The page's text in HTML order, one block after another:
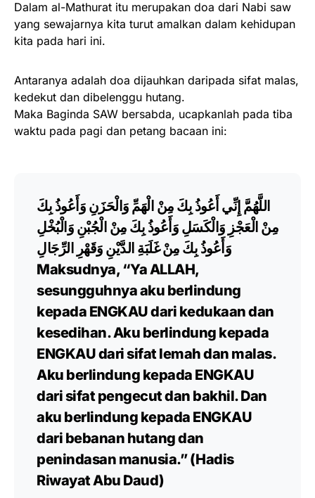
Dalam al-Mathurat itu merupakan doa dari Nabi saw
yang sewajarnya kita turut amalkan dalam kehidupan
kita pada hari ini.
Antaranya adalah doa dijauhkan daripada sifat malas,
kedekut dan dibelenggu hutang.
Maka Baginda SAW bersabda, ucapkanlah pada tiba
waktu pada pagi dan petang bacaan ini:
اللَّهُمَّ إِنِّي أَعُوذُ بِكَ مِنْ الْهَمِّ وَالْحَزَنِ وَأَعُوذُ بِكَ
مِنْ الْعَجْزِ وَالْكَسَلِ وَأَعُوذُ بِكَ مِنْ الْجُبْنِ وَالْبُخْلِ
وَأَعُوذُ بِكَ مِنْ غَلَبَةِ الدَّيْنِ وَقَهْرِ الرِّجَالِ
Maksudnya, “Ya ALLAH,
sesungguhnya aku berlindung
kepada ENGKAU dari kedukaan dan
kesedihan. Aku berlindung kepada
ENGKAU dari sifat lemah dan malas.
Aku berlindung kepada ENGKAU
dari sifat pengecut dan bakhil. Dan
aku berlindung kepada ENGKAU
dari bebanan hutang dan
penindasan manusia.” (Hadis
Riwayat Abu Daud)